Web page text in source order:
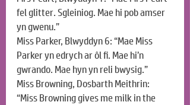
fel glitter. Sgleiniog. Mae hi pob amser
yn gwenu.”
Miss Parker, Blwyddyn 6: “Mae Miss
Parker yn edrych ar ôl fi. Mae hi’n
gwrando. Mae hyn yn reli bwysig.”
Miss Browning, Dosbarth Meithrin:
“Miss Browning gives me milk in the